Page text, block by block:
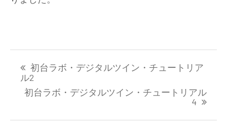
ー
初台ラボ・デジタルツイン・チュートリア
ル2
初台ラボ・デジタルツイン・チュートリアル
4